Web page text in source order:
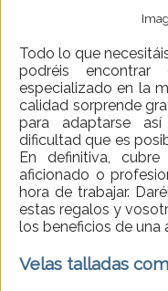
Todo lo que
podréis
especializado en la
calidad sorprende
para adaptarse
dificultad que es
En definitiva,
aficionado o
hora de trabajar.
estas regalos y
los beneficios de una
Velas talladas